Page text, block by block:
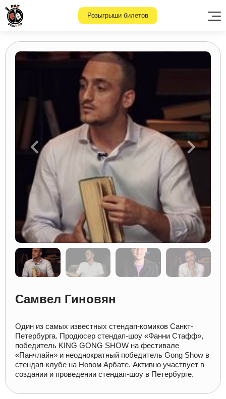
Розыгрыши билетов
Самвел Гиновян
Один из самых известных стендап-комиков Санкт-
Петербурга. Продюсер стендап-шоу «Фанни Стафф»,
победитель KING GONG SHOW на фестивале
«Панчлайн» и неоднократный победитель Gong Show в
стендап-клубе на Новом Арбате. Активно участвует в
создании и проведении стендап-шоу в Петербурге.